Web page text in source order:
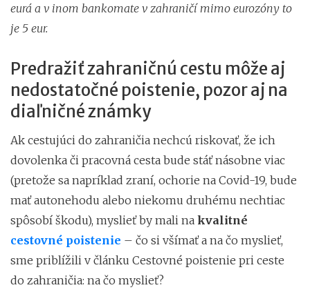
eurá a v inom bankomate v zahraničí mimo eurozóny to
je 5 eur.
Predražiť zahraničnú cestu môže aj
nedostatočné poistenie, pozor aj na
diaľničné známky
Ak cestujúci do zahraničia nechcú riskovať, že ich
dovolenka či pracovná cesta bude stáť násobne viac
(pretože sa napríklad zraní, ochorie na Covid-19, bude
mať autonehodu alebo niekomu druhému nechtiac
spôsobí škodu), myslieť by mali na kvalitné
cestovné poistenie – čo si všímať a na čo myslieť,
sme priblížili v článku Cestovné poistenie pri ceste
do zahraničia: na čo myslieť?